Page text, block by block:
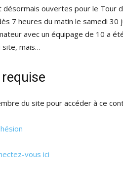
désormais ouvertes pour le Tour
7 heures du matin le samedi 30
avec un équipage de 10 a
site, mais…
du site pour accéder à ce
vous ici